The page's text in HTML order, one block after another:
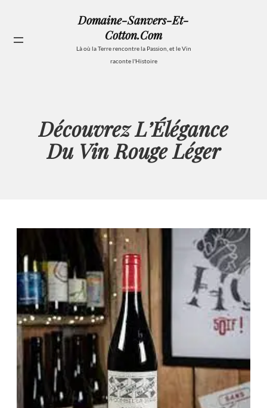
contenu
Domaine-Sanvers-Et-
Cotton.com
Là où la Terre rencontre la Passion, et le Vin
raconte l'Histoire
Découvrez L’Élégance
Du Vin Rouge Léger